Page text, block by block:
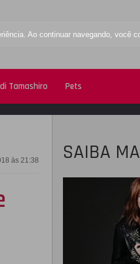
Ao continuar navegando, você
Tamashiro Pets
às 21:38 SAIBA
TWITTER